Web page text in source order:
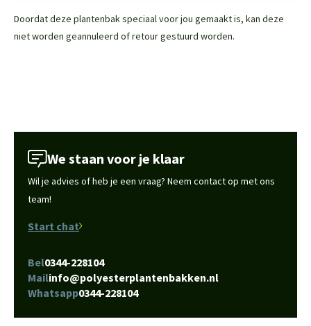
Doordat deze plantenbak speciaal voor jou gemaakt is, kan deze
niet worden geannuleerd of retour gestuurd worden.
We staan voor je klaar
Wil je advies of heb je een vraag? Neem contact op met ons
team!
Start chat
Bel0344-228104
Mailinfo@polyesterplantenbakken.nl
Whatsapp0344-228104